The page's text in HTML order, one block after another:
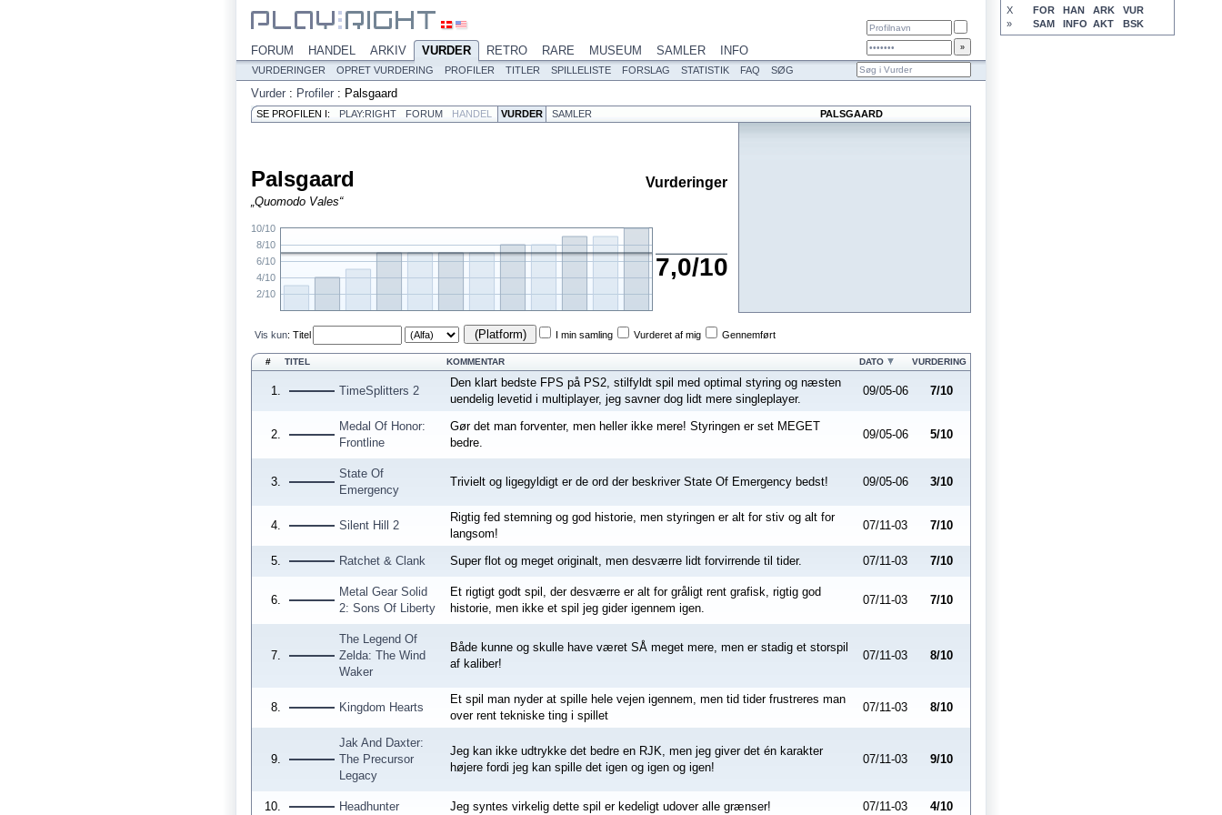
X FOR HAN ARK
VUR
»
SAM INFO AKT BSK
FORUM HANDEL ARKIV VURDER RETRO RARE MUSEUM SAMLER INFO
VURDERINGER OPRET VURDERING PROFILER TITLER SPILLELISTE FORSLAG STATISTIK FAQ SØG
Vurder : Profiler : Palsgaard
SE PROFILEN I: PLAY:RIGHT FORUM HANDEL VURDER SAMLER PALSGAARD
Palsgaard Vurderinger
„Quomodo Vales“
2/10
4/10
6/10
8/10
10/10
7,0/10
Vis kun: Titel (Platform) I min samling Vurderet af mig Gennemført
# TITEL KOMMENTAR DATO VURDERING
1. TimeSplitters 2
Den klart bedste FPS på PS2, stilfyldt spil med optimal styring og næsten
uendelig levetid i multiplayer, jeg savner dog lidt mere singleplayer.
09/05-06 7/10
2.
Medal Of Honor:
Frontline
Gør det man forventer, men heller ikke mere! Styringen er set MEGET
bedre.
09/05-06 5/10
3.
State Of
Emergency
Trivielt og ligegyldigt er de ord der beskriver State Of Emergency bedst! 09/05-06 3/10
4. Silent Hill 2
Rigtig fed stemning og god historie, men styringen er alt for stiv og alt for
langsom!
07/11-03 7/10
5. Ratchet & Clank Super flot og meget originalt, men desværre lidt forvirrende til tider. 07/11-03 7/10
6.
Metal Gear Solid
2: Sons Of Liberty
Et rigtigt godt spil, der desværre er alt for gråligt rent grafisk, rigtig god
historie, men ikke et spil jeg gider igennem igen.
07/11-03 7/10
7.
The Legend Of
Zelda: The Wind
Waker
Både kunne og skulle have været SÅ meget mere, men er stadig et storspil
af kaliber!
07/11-03 8/10
8. Kingdom Hearts
Et spil man nyder at spille hele vejen igennem, men tid tider frustreres man
over rent tekniske ting i spillet
07/11-03 8/10
9.
Jak And Daxter:
The Precursor
Legacy
Jeg kan ikke udtrykke det bedre en RJK, men jeg giver det én karakter
højere fordi jeg kan spille det igen og igen og igen!
07/11-03 9/10
10. Headhunter Jeg syntes virkelig dette spil er kedeligt udover alle grænser! 07/11-03 4/10